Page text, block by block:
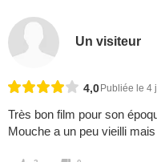
Un visiteur
4,0 Publiée le 4
Très bon film pour son
Mouche a un peu vieilli